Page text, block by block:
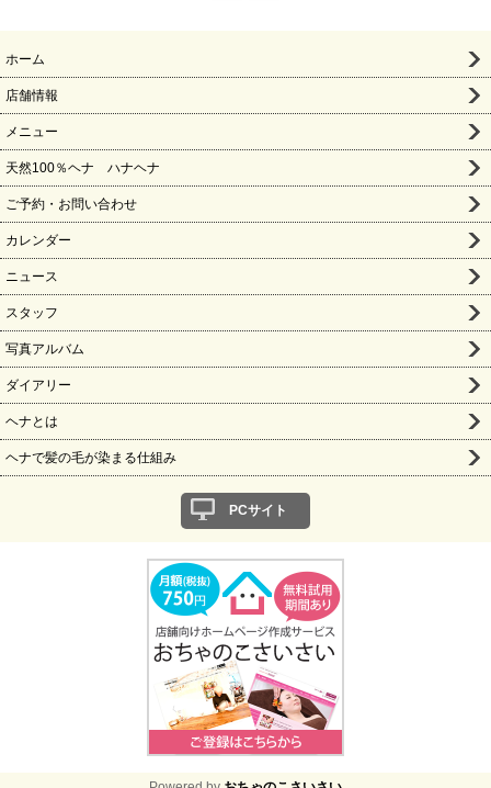
ホーム
店舗情報
メニュー
天然100％ヘナ ハナヘナ
ご予約・お問い合わせ
カレンダー
ニュース
スタッフ
写真アルバム
ダイアリー
ヘナとは
ヘナで髪の毛が染まる仕組み
PCサイト